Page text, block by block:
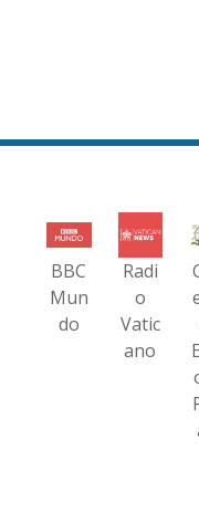
BBC
Mun
do
Radi
o
Vatic
ano